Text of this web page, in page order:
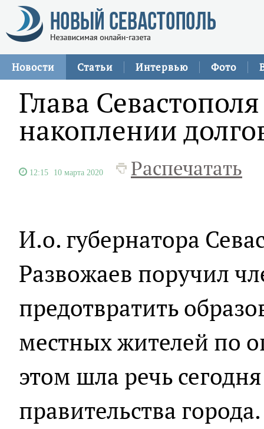
Новости Статьи Интервью Фото
Глава
накоплении
12:15 10 марта 2020 Распечатать
И.о. губернатора
Развожаев поручил
предотвратить
местных жителей по
этом шла речь
правительства города.